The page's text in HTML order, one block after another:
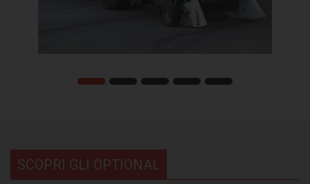
SCOPRI GLI OPTIONAL